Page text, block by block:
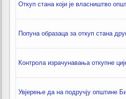
Откуп стана који је власништво
Попуна образаца за откуп стана
Контрола израчунавања откупне
Увјерење да на подручју општине